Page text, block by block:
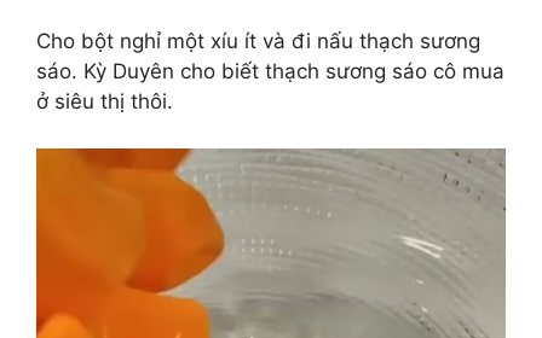
Cho bột nghỉ một xíu ít và đi nấu thạch sương
sáo. Kỳ Duyên cho biết thạch sương sáo cô mua
ở siêu thị thôi.